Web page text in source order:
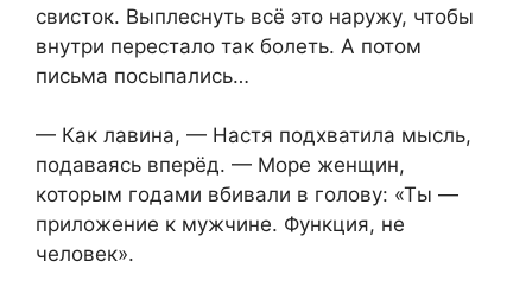
свисток. Выплеснуть всё это наружу, чтобы
внутри перестало так болеть. А потом
письма посыпались…
— Как лавина, — Настя подхватила мысль,
подаваясь вперёд. — Море женщин,
которым годами вбивали в голову: «Ты —
приложение к мужчине. Функция, не
человек».